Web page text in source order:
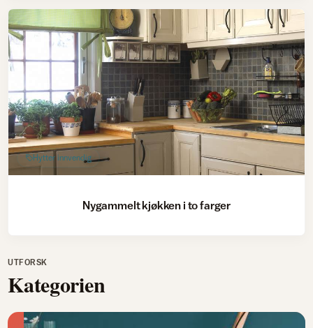
Hytter innvendig
Nygammelt kjøkken i to farger
UTFORSK
Kategorien